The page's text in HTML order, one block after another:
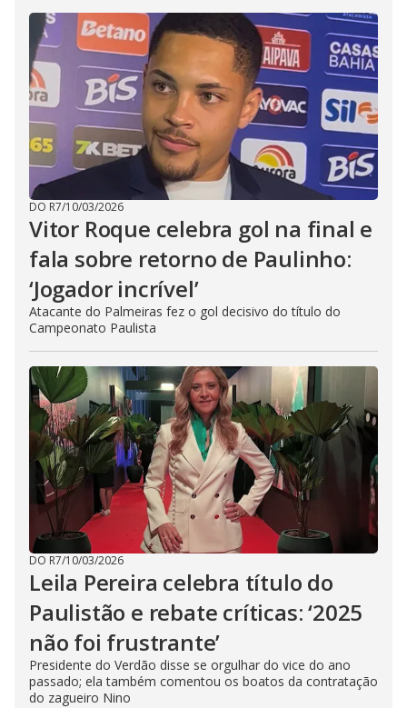
DO R7/10/03/2026
Vitor Roque celebra gol na final e
fala sobre retorno de Paulinho:
‘Jogador incrível’
Atacante do Palmeiras fez o gol decisivo do título do
Campeonato Paulista
DO R7/10/03/2026
Leila Pereira celebra título do
Paulistão e rebate críticas: ‘2025
não foi frustrante’
Presidente do Verdão disse se orgulhar do vice do ano
passado; ela também comentou os boatos da contratação
do zagueiro Nino